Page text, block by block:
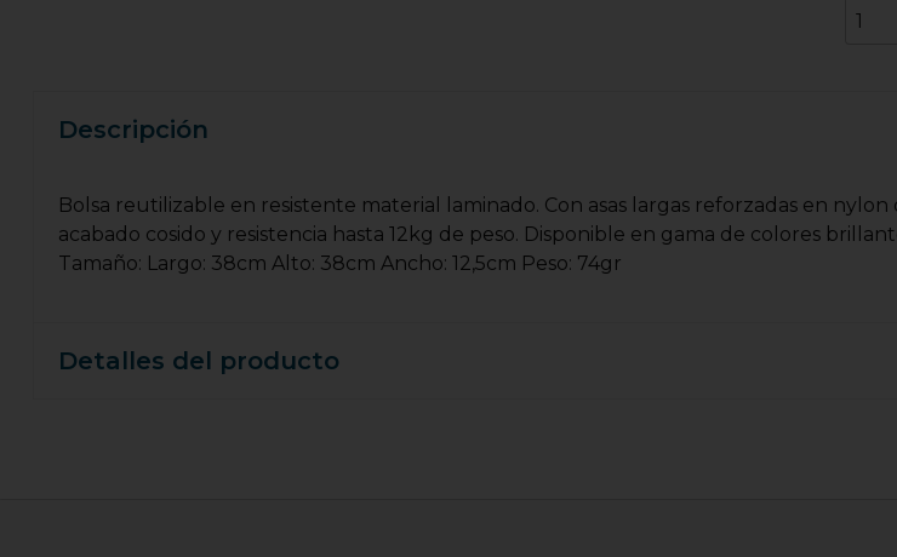
Descripción
Bolsa reutilizable en resistente material laminado. Con asas largas reforzadas en
acabado cosido y resistencia hasta 12kg de peso. Disponible en gama de colores
Tamaño: Largo: 38cm Alto: 38cm Ancho: 12,5cm Peso: 74gr
Detalles del producto